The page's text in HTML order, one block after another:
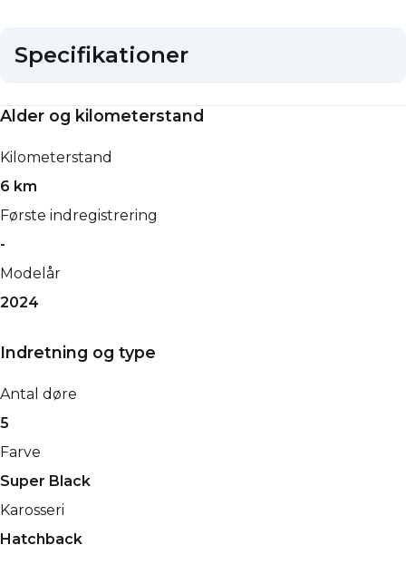
Specifikationer
Alder og kilometerstand
Kilometerstand
6 km
Første indregistrering
-
Modelår
2024
Indretning og type
Antal døre
5
Farve
Super Black
Karosseri
Hatchback